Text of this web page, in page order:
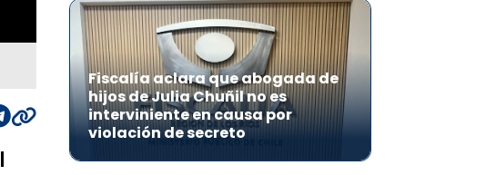
Fiscalía aclara que abogada de
hijos de Julia Chuñil no es
interviniente en causa por
violación de secreto